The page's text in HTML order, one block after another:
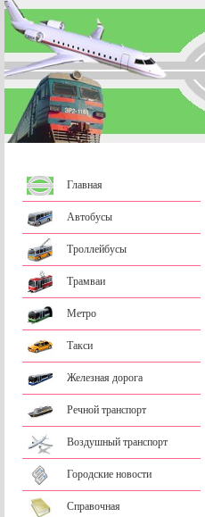
Главная
Автобусы
Троллейбусы
Трамваи
Метро
Такси
Железная дорога
Речной транспорт
Воздушный транспорт
Городские новости
Справочная